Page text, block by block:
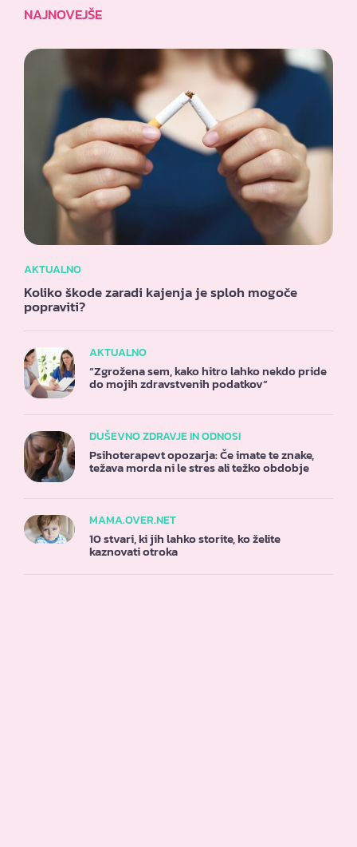
NAJNOVEJŠE
AKTUALNO
Koliko škode zaradi kajenja je sploh mogoče
popraviti?
AKTUALNO
“Zgrožena sem, kako hitro lahko nekdo pride
do mojih zdravstvenih podatkov”
DUŠEVNO ZDRAVJE IN ODNOSI
Psihoterapevt opozarja: Če imate te znake,
težava morda ni le stres ali težko obdobje
MAMA.OVER.NET
10 stvari, ki jih lahko storite, ko želite
kaznovati otroka